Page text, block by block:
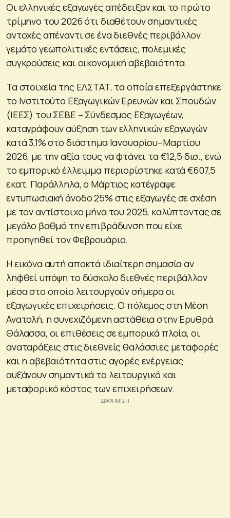
Οι ελληνικές εξαγωγές απέδειξαν και το πρώτο
τρίμηνο του 2026 ότι διαθέτουν σημαντικές
αντοχές απέναντι σε ένα διεθνές περιβάλλον
γεμάτο γεωπολιτικές εντάσεις, πολεμικές
συγκρούσεις και οικονομική αβεβαιότητα.
Τα στοιχεία της ΕΛΣΤΑΤ, τα οποία επεξεργάστηκε
το Ινστιτούτο Εξαγωγικών Ερευνών και Σπουδών
(ΙΕΕΣ) του ΣΕΒΕ – Σύνδεσμος Εξαγωγέων,
καταγράφουν αύξηση των ελληνικών εξαγωγών
κατά 3,1% στο διάστημα Ιανουαρίου–Μαρτίου
2026, με την αξία τους να φτάνει τα €12,5 δισ., ενώ
το εμπορικό έλλειμμα περιορίστηκε κατά €607,5
εκατ. Παράλληλα, ο Μάρτιος κατέγραψε
εντυπωσιακή άνοδο 25% στις εξαγωγές σε σχέση
με τον αντίστοιχο μήνα του 2025, καλύπτοντας σε
μεγάλο βαθμό την επιβράδυνση που είχε
προηγηθεί τον Φεβρουάριο.
Η εικόνα αυτή αποκτά ιδιαίτερη σημασία αν
ληφθεί υπόψη το δύσκολο διεθνές περιβάλλον
μέσα στο οποίο λειτουργούν σήμερα οι
εξαγωγικές επιχειρήσεις. Ο πόλεμος στη Μέση
Ανατολή, η συνεχιζόμενη αστάθεια στην Ερυθρά
Θάλασσα, οι επιθέσεις σε εμπορικά πλοία, οι
αναταράξεις στις διεθνείς θαλάσσιες μεταφορές
και η αβεβαιότητα στις αγορές ενέργειας
αυξάνουν σημαντικά το λειτουργικό και
μεταφορικό κόστος των επιχειρήσεων.